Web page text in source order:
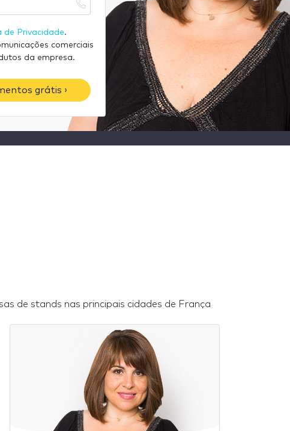
de Privacidade.
comerciais
da empresa.
grátis ›
de stands nas principais cidades de França